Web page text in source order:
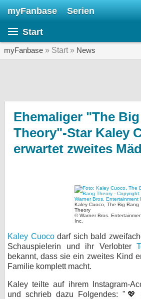
myFanbase Serien
Start
myFanbase » Start » News
Ehemaliger "The
Theory"-Star Kaley
erwartet zweites
Kaley Cuoco, The Big Bang
Theory
© Warner Bros.
Inc.
Kaley Cuocodarf sich bald
Schauspielerin und ihr Verlobter
bekannt, dass sie ein zweites Kind
Familie komplett macht.
Kaley teilte auf ihrem Instagram-
und schrieb dazu Folgendes: "💖
KULTUR
Forum
bei X
bei
Kontakt